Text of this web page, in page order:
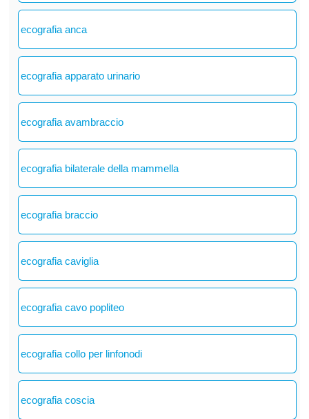
ecografia anca
ecografia apparato urinario
ecografia avambraccio
ecografia bilaterale della mammella
ecografia braccio
ecografia caviglia
ecografia cavo popliteo
ecografia collo per linfonodi
ecografia coscia